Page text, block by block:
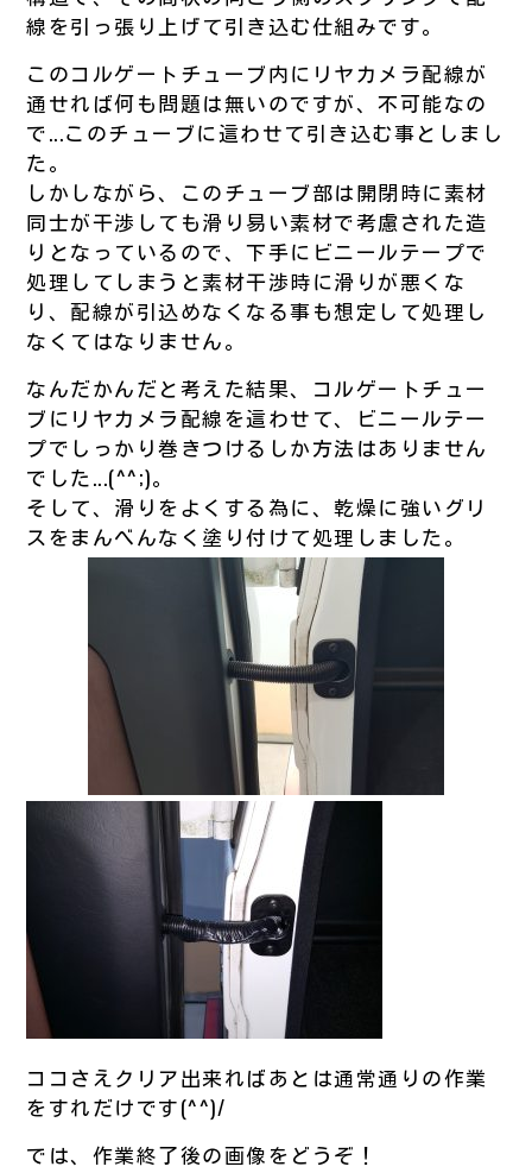
線を引っ張り上げて引き込む仕組みです。
このコルゲートチューブ内にリヤカメラ配線が
通せれば何も問題は無いのですが、不可能なの
で...このチューブに這わせて引き込む事としまし
た。
しかしながら、このチューブ部は開閉時に素材
同士が干渉しても滑り易い素材で考慮された造
りとなっているので、下手にビニールテープで
処理してしまうと素材干渉時に滑りが悪くな
り、配線が引込めなくなる事も想定して処理し
なくてはなりません。
なんだかんだと考えた結果、コルゲートチュー
ブにリヤカメラ配線を這わせて、ビニールテー
プでしっかり巻きつけるしか方法はありません
でした...(^^;)。
そして、滑りをよくする為に、乾燥に強いグリ
スをまんべんなく塗り付けて処理しました。
ココさえクリア出来ればあとは通常通りの作業
をすれだけです(^^)/
では、作業終了後の画像をどうぞ！